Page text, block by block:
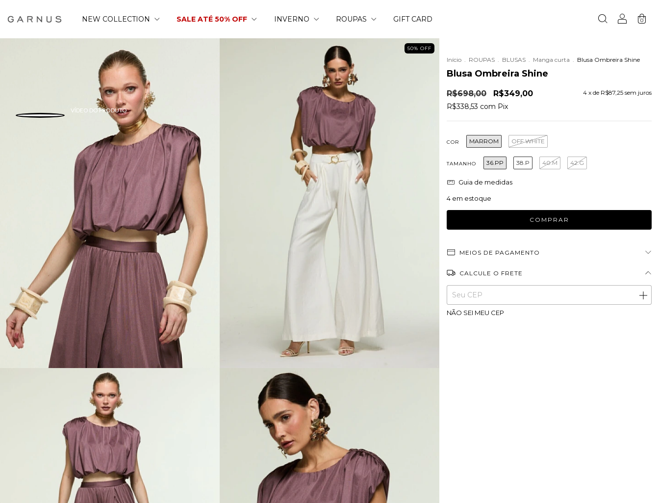
NEW COLLECTION SALE ATÉ 50% OFF INVERNO ROUPAS GIFT CARD 0
50% OFF
Início ROUPAS BLUSAS Manga curta Blusa Ombreira Shine
Blusa Ombreira Shine
R$698,00 R$349,00 4 x de R$87,25 sem juros
R$338,53 com Pix
COR MARROM OFF WHITE
TAMANHO 36.PP 38.P 40.M 42.G
Guia de medidas
4 em estoque
MEIOS DE PAGAMENTO
CALCULE O FRETE
Entregas para o CEP: ALTERAR CEP
NÃO SEI MEU CEP